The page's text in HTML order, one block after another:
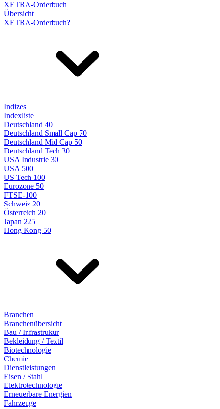
XETRA-Orderbuch
Übersicht
XETRA-Orderbuch?
Indizes
Indexliste
Deutschland 40
Deutschland Small Cap 70
Deutschland Mid Cap 50
Deutschland Tech 30
USA Industrie 30
USA 500
US Tech 100
Eurozone 50
FTSE-100
Schweiz 20
Österreich 20
Japan 225
Hong Kong 50
Branchen
Branchenübersicht
Bau / Infrastrukur
Bekleidung / Textil
Biotechnologie
Chemie
Dienstleistungen
Eisen / Stahl
Elektrotechnologie
Erneuerbare Energien
Fahrzeuge